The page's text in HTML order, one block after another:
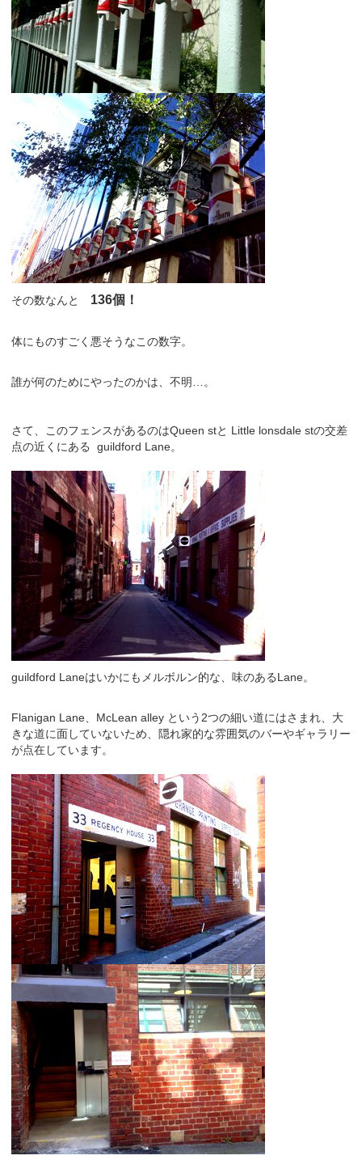
その数なんと 136個！
体にものすごく悪そうなこの数字。
誰が何のためにやったのかは、不明…。
さて、このフェンスがあるのはQueen stと Little lonsdale stの交差
点の近くにある guildford Lane。
guildford Laneはいかにもメルボルン的な、味のあるLane。
Flanigan Lane、McLean alley という2つの細い道にはさまれ、大
きな道に面していないため、隠れ家的な雰囲気のバーやギャラリー
が点在しています。